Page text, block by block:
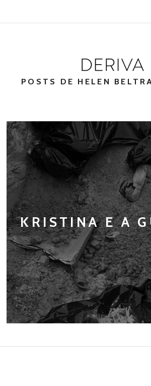
POSTS DE HELEN
KRISTINA E A